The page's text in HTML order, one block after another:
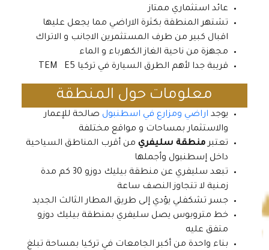
عائد استثماري ممتاز
تشتهر المنطقة بكثرة الاراضي مما يجعل عليها
اقبال كبير من طرف المستثمرين الاجانب و الاتراك
مجهزة من ناحية الغاز الكهرباء و الماء
قريبة جدا لأهم الطرق السيارة في تركيا TEM E5
معلومات حول المنطقة
يوجد اراضي ومزارع في اسطنبول صالحة للإعمار
والاستثمار بمساحات و مواقع مختلفة
تعتبرمنطقة سليفري من أقرب المناطق السياحية
داخل إسطنبول وأجملها
تبعد سليفري عن منطقة بيليك دوزو 30 كم مدة
زمنية لا تتجاوز النصف ساعة
جسر تشكفلي يؤدي إلى طريق المطار الثالث الجديد
خط متروبوس يصل سليفري بمنطقة بيليك دوزو
متفق عليه
بناء واحدة من أكبر الجامعات في تركيا بمساحة تبلغ